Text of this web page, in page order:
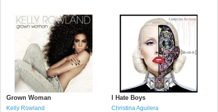
Grown Woman
Kelly Rowland
I Hate Boys
Christina Aguilera